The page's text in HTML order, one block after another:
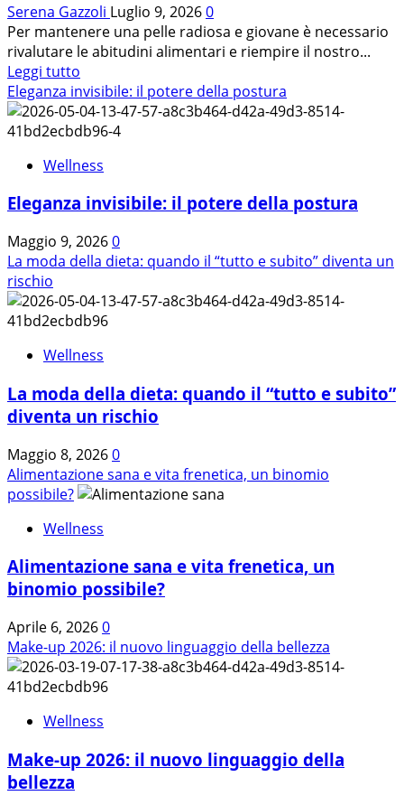
Serena Gazzoli Luglio 9, 20260
Per mantenere una pelle radiosa e giovane è necessario
rivalutare le abitudini alimentari e riempire il nostro...
Leggi tutto
di
più
su
bellezza
pelle
a
tavola.
Eleganza invisibile: il potere della postura
Wellness
Eleganza invisibile: il potere della postura
Maggio 9, 20260
La moda della dieta: quando il “tutto e subito” diventa un
rischio
Wellness
La moda della dieta: quando il “tutto e subito”
diventa un rischio
Maggio 8, 20260
Alimentazione sana e vita frenetica, un binomio
possibile?
Wellness
Alimentazione sana e vita frenetica, un
binomio possibile?
Aprile 6, 20260
Make-up 2026: il nuovo linguaggio della bellezza
Wellness
Make-up 2026: il nuovo linguaggio della
bellezza